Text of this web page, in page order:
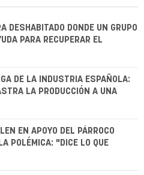
DESHABITADO DONDE UN GRUPO
PARA RECUPERAR EL
DE LA INDUSTRIA ESPAÑOLA:
LA PRODUCCIÓN A UNA
EN APOYO DEL PÁRROCO
POLÉMICA: "DICE LO QUE